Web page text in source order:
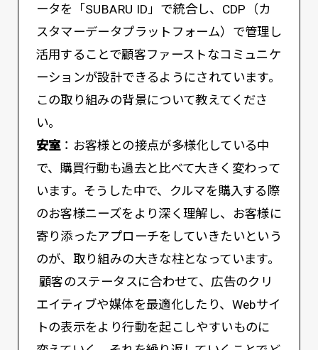
ータを「SUBARU ID」で統合し、CDP（カ
スタマーデータプラットフォーム）で管理し
活用することで顧客ファーストなコミュニケ
ーションが設計できるようにされています。
この取り組みの背景について教えてくださ
い。
安室：お客様との接点が多様化している中
で、購買行動も過去と比べて大きく変わって
います。そうした中で、クルマを購入する際
のお客様ニーズをより深く理解し、お客様に
寄り添ったアプローチをしていきたいという
のが、取り組みの大きな柱となっています。
顧客のステータスに合わせて、広告のクリ
エイティブや媒体を最適化したり、Webサイ
トの表示をより行動を起こしやすいものに